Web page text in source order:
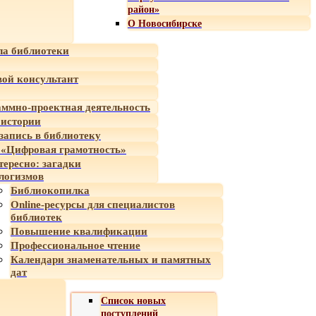
район»
О Новосибирске
библиотеки
консультант
проектная деятельность
в библиотеку
грамотность»
загадки
Библиокопилка
Online-ресурсы для специалистов
библиотек
Повышение квалификации
Профессиональное чтение
Календари знаменательных и памятных
дат
Список новых
поступлений